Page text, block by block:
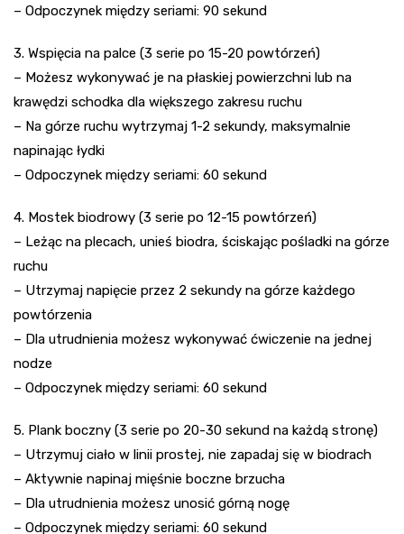
– Odpoczynek między seriami: 90 sekund
3. Wspięcia na palce (3 serie po 15-20 powtórzeń)
– Możesz wykonywać je na płaskiej powierzchni lub na
krawędzi schodka dla większego zakresu ruchu
– Na górze ruchu wytrzymaj 1-2 sekundy, maksymalnie
napinając łydki
– Odpoczynek między seriami: 60 sekund
4. Mostek biodrowy (3 serie po 12-15 powtórzeń)
– Leżąc na plecach, unieś biodra, ściskając pośladki na górze
ruchu
– Utrzymaj napięcie przez 2 sekundy na górze każdego
powtórzenia
– Dla utrudnienia możesz wykonywać ćwiczenie na jednej
nodze
– Odpoczynek między seriami: 60 sekund
5. Plank boczny (3 serie po 20-30 sekund na każdą stronę)
– Utrzymuj ciało w linii prostej, nie zapadaj się w biodrach
– Aktywnie napinaj mięśnie boczne brzucha
– Dla utrudnienia możesz unosić górną nogę
– Odpoczynek między seriami: 60 sekund